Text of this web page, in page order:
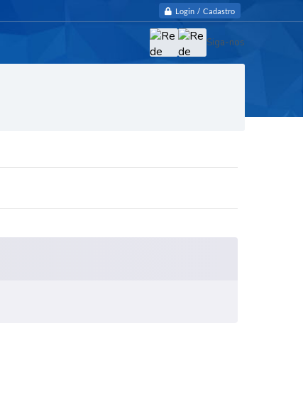
Login / Cadastro
Siga-nos